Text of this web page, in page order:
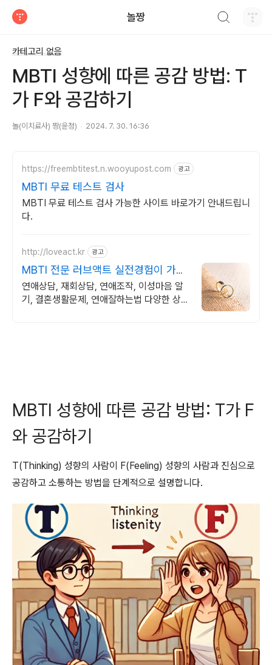
놀짱
카테고리 없음
MBTI 성향에 따른 공감 방법: T
가 F와 공감하기
놀(이치료사) 짱(윤정) 2024. 7. 30. 16:36
https://freembtitest.n.wooyupost.com 광고
MBTI 무료 테스트 검사
MBTI 무료 테스트 검사 가능한 사이트 바로가기 안내드립니
다.
http://loveact.kr 광고
MBTI 전문 러브액트 실전경험이 가장
많은 업체
연애상담, 재회상담, 연애조작, 이성마음 알
기, 결혼생활문제, 연애잘하는법 다양한 상황
MBTI 성향에 따른 공감 방법: T가 F
와 공감하기
T(Thinking) 성향의 사람이 F(Feeling) 성향의 사람과 진심으로
공감하고 소통하는 방법을 단계적으로 설명합니다.